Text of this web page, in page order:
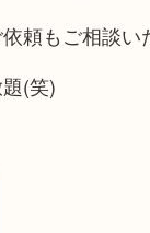
頼もご相談い
(笑)